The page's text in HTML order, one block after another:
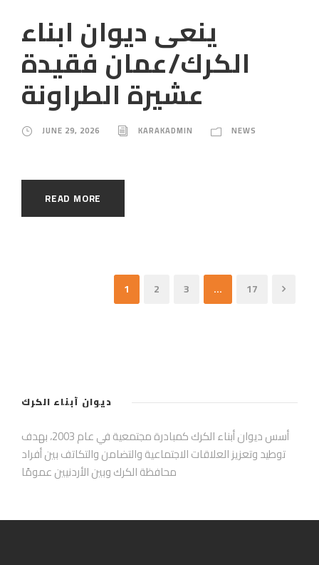
ينعى ديوان ابناء
الكرك/عمان فقيدة
عشيرة الطراونة
JUNE 29, 2026 KARAKADMIN NEWS
READ MORE
1 2 3 … 17
ديوان أبناء الكرك
أسس ديوان أبناء الكرك كمبادرة مجتمعية في عام 2003، بهدف
توطيد وتعزيز العلاقات الاجتماعية والتضامن والتكاتف بين أفراد
محافظة الكرك وبين الأردنيين عمومًا